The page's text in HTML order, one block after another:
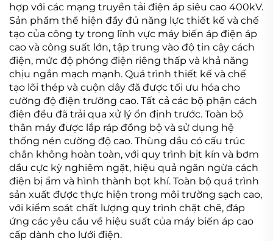
hợp với các mạng truyền tải điện áp siêu cao 400kV.
Sản phẩm thể hiện đầy đủ năng lực thiết kế và chế
tạo của công ty trong lĩnh vực máy biến áp điện áp
cao và công suất lớn, tập trung vào độ tin cậy cách
điện, mức độ phóng điện riêng thấp và khả năng
chịu ngắn mạch mạnh. Quá trình thiết kế và chế
tạo lõi thép và cuộn dây đã được tối ưu hóa cho
cường độ điện trường cao. Tất cả các bộ phận cách
điện đều đã trải qua xử lý ổn định trước. Toàn bộ
thân máy được lắp ráp đồng bộ và sử dụng hệ
thống nén cường độ cao. Thùng dầu có cấu trúc
chân không hoàn toàn, với quy trình bịt kín và bơm
dầu cực kỳ nghiêm ngặt, hiệu quả ngăn ngừa cách
điện bị ẩm và hình thành bọt khí. Toàn bộ quá trình
sản xuất được thực hiện trong môi trường sạch cao,
với kiểm soát chất lượng quy trình chặt chẽ, đáp
ứng các yêu cầu về hiệu suất của máy biến áp cao
cấp dành cho lưới điện.